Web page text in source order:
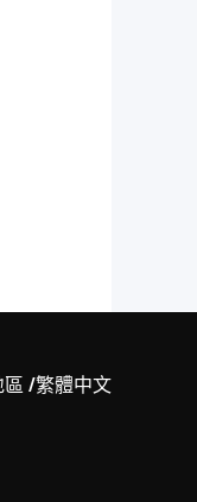
區 /繁體中文